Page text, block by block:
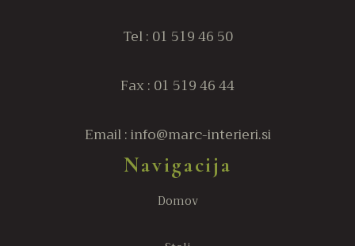
Tel : 01 519 46 50
Fax : 01 519 46 44
Email : info@marc-interieri.si
Navigacija
Domov